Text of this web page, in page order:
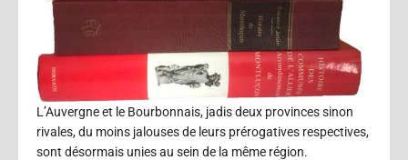
L’Auvergne et le Bourbonnais, jadis deux provinces sinon
rivales, du moins jalouses de leurs prérogatives respectives,
sont désormais unies au sein de la même région.